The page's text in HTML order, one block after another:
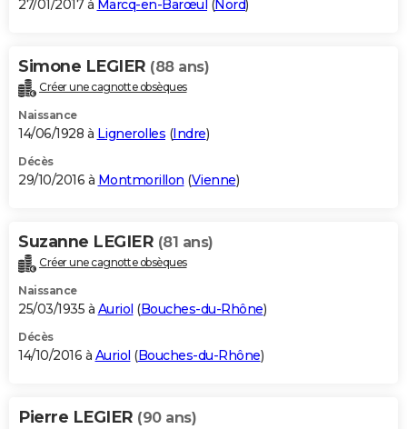
27/01/2017 à Marcq-en-Barœul (Nord)
Simone LEGIER (88 ans)
Créer une cagnotte obsèques
Naissance
14/06/1928 à Lignerolles (Indre)
Décès
29/10/2016 à Montmorillon (Vienne)
Suzanne LEGIER (81 ans)
Créer une cagnotte obsèques
Naissance
25/03/1935 à Auriol (Bouches-du-Rhône)
Décès
14/10/2016 à Auriol (Bouches-du-Rhône)
Pierre LEGIER (90 ans)